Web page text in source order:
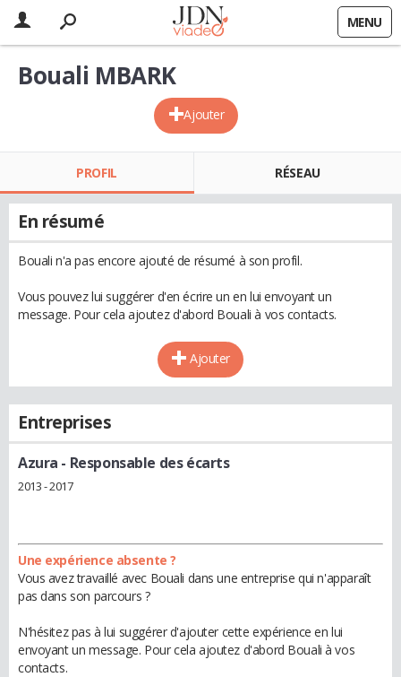
MENU
Ajouter
Bouali MBARK
PROFIL RÉSEAU
En résumé
Bouali n'a pas encore ajouté de résumé à son profil.
Vous pouvez lui suggérer d'en écrire un en lui envoyant un
message. Pour cela ajoutez d'abord Bouali à vos contacts.
Ajouter
Entreprises
Azura - Responsable des écarts
2013 - 2017
Une expérience absente ?
Vous avez travaillé avec Bouali dans une entreprise qui n'apparaît
pas dans son parcours ?
N'hésitez pas à lui suggérer d'ajouter cette expérience en lui
envoyant un message. Pour cela ajoutez d'abord Bouali à vos
contacts.